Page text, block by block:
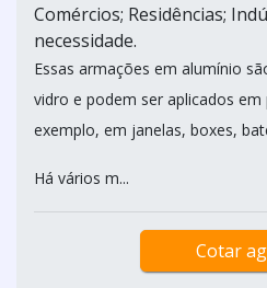
Comércios; Residências;
necessidade.
Essas armações em alumínio
vidro e podem ser aplicados
exemplo, em janelas, boxes,
Há vários m...
Cotar